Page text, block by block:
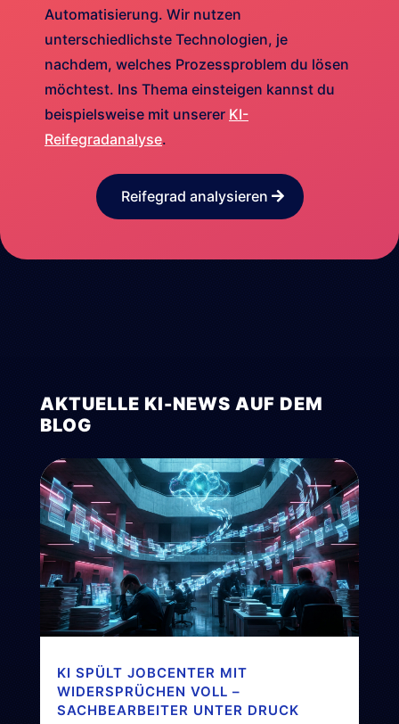
Automatisierung. Wir nutzen
unterschiedlichste Technologien, je
nachdem, welches Prozessproblem du lösen
möchtest. Ins Thema einsteigen kannst du
beispielsweise mit unserer KI-
Reifegradanalyse.
Reifegrad analysieren
AKTUELLE KI-NEWS AUF DEM
BLOG
KI SPÜLT JOBCENTER MIT
WIDERSPRÜCHEN VOLL –
SACHBEARBEITER UNTER DRUCK